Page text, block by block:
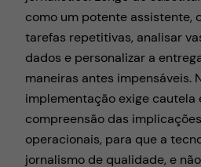
como um potente assistente,
tarefas repetitivas, analisar
dados e personalizar a
maneiras antes impensáveis.
implementação exige cautela
compreensão das
operacionais, para que a
jornalismo de qualidade, e